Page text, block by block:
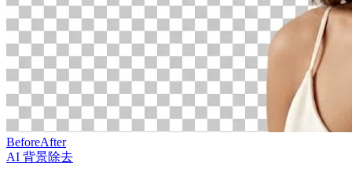
BeforeAfter
AI 背景除去